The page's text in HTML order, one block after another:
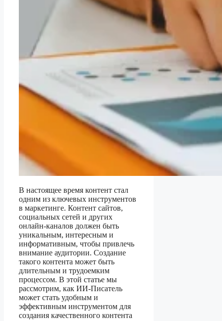
В настоящее время контент стал
одним из ключевых инструментов
в маркетинге. Контент сайтов,
социальных сетей и других
онлайн-каналов должен быть
уникальным, интересным и
информативным, чтобы привлечь
внимание аудитории. Создание
такого контента может быть
длительным и трудоемким
процессом. В этой статье мы
рассмотрим, как ИИ-Писатель
может стать удобным и
эффективным инструментом для
создания качественного контента